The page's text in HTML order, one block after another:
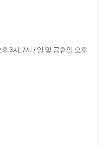
3시, 7시 / 일 및 공휴일 오후